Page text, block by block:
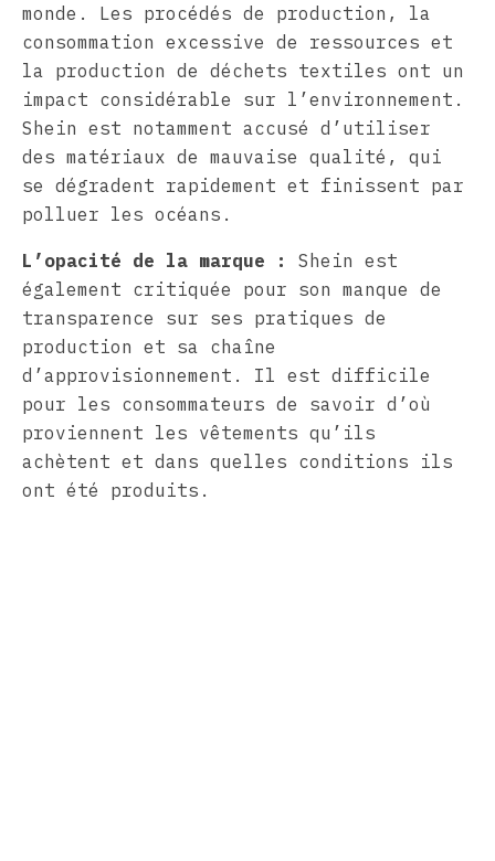
monde. Les procédés de production, la
consommation excessive de ressources et
la production de déchets textiles ont un
impact considérable sur l’environnement.
Shein est notamment accusé d’utiliser
des matériaux de mauvaise qualité, qui
se dégradent rapidement et finissent par
polluer les océans.
L’opacité de la marque :
Shein est
également critiquée pour son manque de
transparence sur ses pratiques de
production et sa chaîne
d’approvisionnement. Il est difficile
pour les consommateurs de savoir d’où
proviennent les vêtements qu’ils
achètent et dans quelles conditions ils
ont été produits.